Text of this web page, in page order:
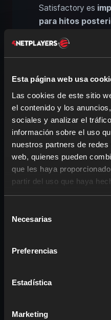
Esta página web usa
Las cookies de este sitio
el contenido y los
sociales y analizar el
información sobre el uso
nuestros partners de
web, quienes pueden
que les haya
partir del uso que haya
Necesarias
Preferencias
Estadística
Marketing
Satisfactory es
para hitos
procesamiento de
encontradas. El
fabricar tela
, que
Labase es el
encontrar en varios
Satisfactory. Para
levantar setas
de cuevaso
motosierra
.
a partir de
otras
siguiente: